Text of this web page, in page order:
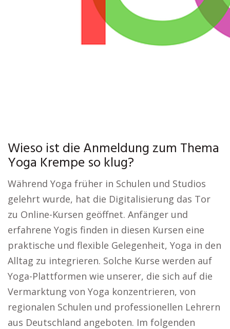
Wieso ist die Anmeldung zum Thema
Yoga Krempe so klug?
Während Yoga früher in Schulen und Studios
gelehrt wurde, hat die Digitalisierung das Tor
zu Online-Kursen geöffnet. Anfänger und
erfahrene Yogis finden in diesen Kursen eine
praktische und flexible Gelegenheit, Yoga in den
Alltag zu integrieren. Solche Kurse werden auf
Yoga-Plattformen wie unserer, die sich auf die
Vermarktung von Yoga konzentrieren, von
regionalen Schulen und professionellen Lehrern
aus Deutschland angeboten. Im folgenden